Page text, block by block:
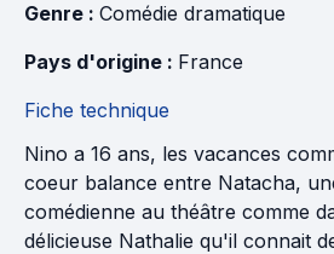
Genre : Comédie dramatique
Pays d'origine : France
Fiche technique
Nino a 16 ans, les vacances
coeur balance entre Natacha,
comédienne au théâtre comme
délicieuse Nathalie qu'il connait